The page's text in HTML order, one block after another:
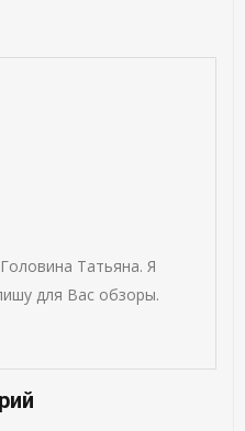
Татьяна. Я
для Вас обзоры.